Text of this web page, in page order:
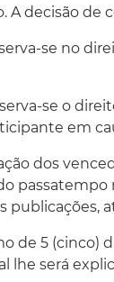
A decisão de
se no
se o
em
dos
publicações,
de 5
lhe será